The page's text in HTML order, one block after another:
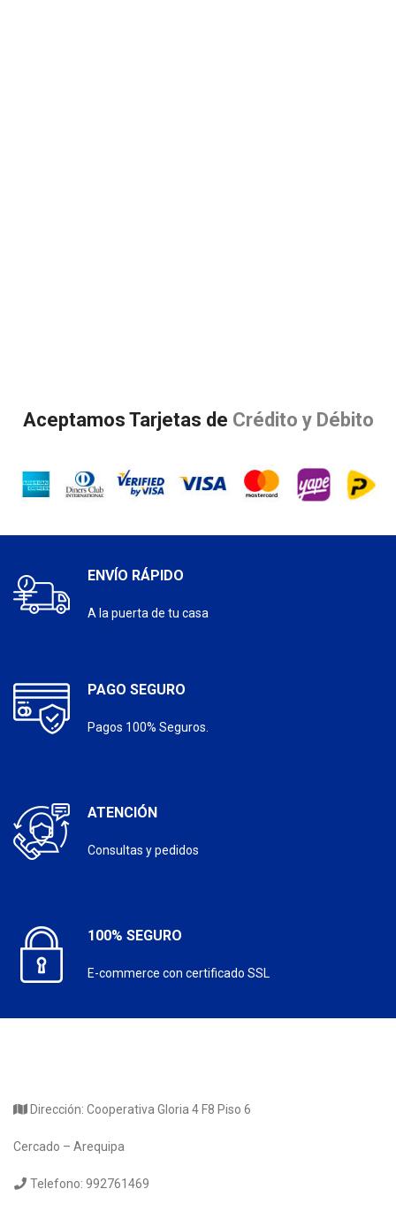
Aceptamos Tarjetas de Crédito y Débito
ENVÍO RÁPIDO
A la puerta de tu casa
PAGO SEGURO
Pagos 100% Seguros.
ATENCIÓN
Consultas y pedidos
100% SEGURO
E-commerce con certificado SSL
Dirección: Cooperativa Gloria 4 F8 Piso 6
Cercado – Arequipa
Telefono: 992761469